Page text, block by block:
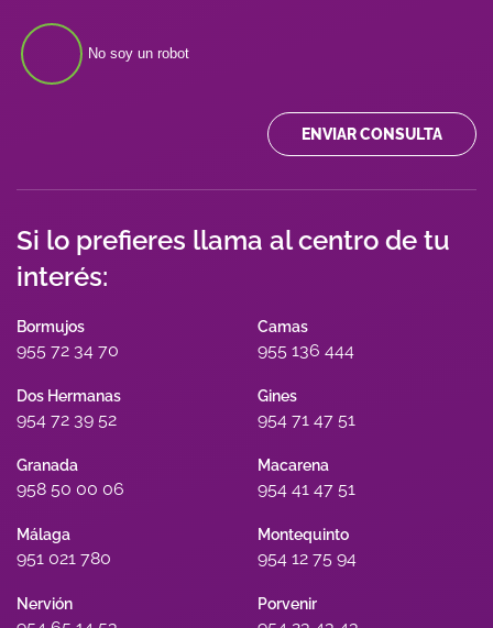
No soy un robot
ENVIAR CONSULTA
Si lo prefieres llama al centro de tu
interés:
Bormujos
955 72 34 70
Camas
955 136 444
Dos Hermanas
954 72 39 52
Gines
954 71 47 51
Granada
958 50 00 06
Macarena
954 41 47 51
Málaga
951 021 780
Montequinto
954 12 75 94
Nervión Porvenir